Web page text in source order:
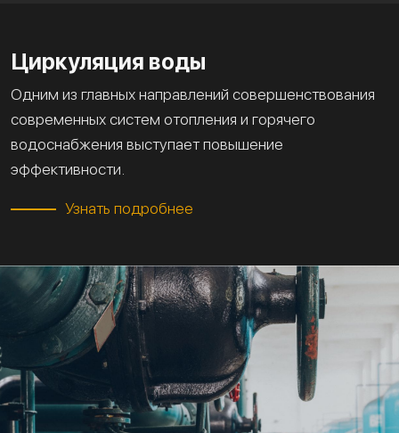
Циркуляция воды
Одним из главных направлений совершенствования
современных систем отопления и горячего
водоснабжения выступает повышение
эффективности.
Узнать подробнее